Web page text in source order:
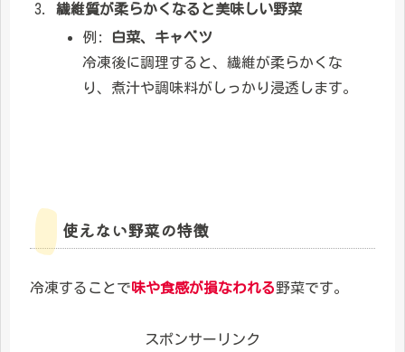
繊維質が柔らかくなると美味しい野菜
例:
白菜、キャベツ
冷凍後に調理すると、繊維が柔らかくな
り、煮汁や調味料がしっかり浸透します。
使えない野菜の特徴
冷凍することで味や食感が損なわれる野菜です。
スポンサーリンク